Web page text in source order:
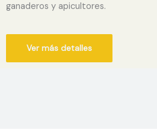
ganaderos y apicultores.
Ver más detalles